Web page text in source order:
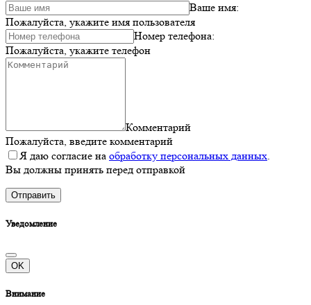
Ваше имя:
Пожалуйста, укажите имя пользователя
Номер телефона:
Пожалуйста, укажите телефон
Комментарий
Пожалуйста, введите комментарий
Я даю согласие на обработку персональных данных.
Вы должны принять перед отправкой
Отправить
Уведомление
OK
Внимание